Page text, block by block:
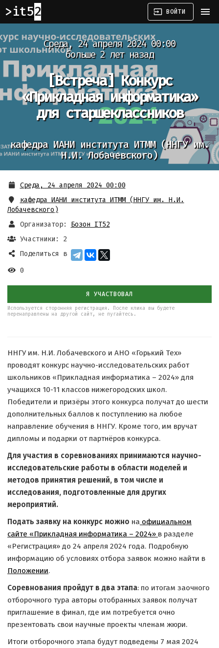
it52 input ВОЙТИ menu
Среда, 24 апреля 2024 00:00
больше 2 лет назад
[Встреча]
Конкурс
«Прикладная информатика»
для старшеклассников
кафедра ИАНИ института ИТММ (ННГУ им.
Н.И. Лобачевского)
Среда, 24 апреля 2024 00:00
кафедра ИАНИ института ИТММ (ННГУ им. Н.И.
Лобачевского)
Организатор:
Бозон IT52
Участники: 2
Поделиться в
0
Я УЧАСТВОВАЛ
Используется сторонняя регистрация. После клика вы будете
перенаправлены на другой сайт, не пугайтесь.
ННГУ им. Н.И. Лобачевского и АНО «Горький Тех»
проводят конкурс научно-исследовательских работ
школьников «Прикладная информатика – 2024» для
учащихся 10-11 классов нижегородских школ.
Победители и призёры этого конкурса получат до шести
дополнительных баллов к поступлению на любое
направление обучения в ННГУ. Кроме того, им вручат
дипломы и подарки от партнёров конкурса.
Для участия в соревнованиях принимаются научно-
исследовательские работы в области моделей и
методов принятия решений, в том числе и
исследования, подготовленные для других
мероприятий.
Подать заявку на конкурс можно на официальном
сайте «Прикладная информатика – 2024» в разделе
«Регистрация» до 24 апреля 2024 года. Подробную
информацию об условиях отбора заявок можно найти в
Положении.
Соревнования пройдут в два этапа: по итогам заочного
отборочного тура авторы отобранных заявок получат
приглашение в финал, где им потребуется очно
презентовать свои научные проекты членам жюри.
Итоги отборочного этапа будут подведены 7 мая 2024